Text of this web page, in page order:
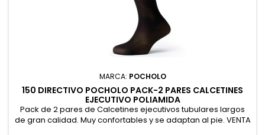
MARCA: POCHOLO
150 DIRECTIVO POCHOLO PACK-2 PARES CALCETINES
EJECUTIVO POLIAMIDA
Pack de 2 pares de Calcetines ejecutivos tubulares largos
de gran calidad. Muy confortables y se adaptan al pie. VENTA